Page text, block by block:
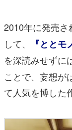
2010年に発売さ
して、
『ととモ
を深読みせずに
ことで、妄想が
て人気を博した